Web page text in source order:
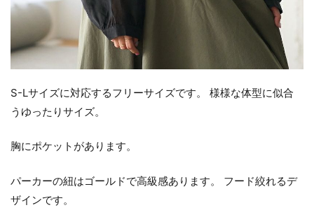
S-Lサイズに対応するフリーサイズです。 様様な体型に似合
うゆったりサイズ。
胸にポケットがあります。
パーカーの紐はゴールドで高級感あります。 フード絞れるデ
ザインです。